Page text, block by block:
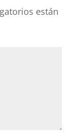
están